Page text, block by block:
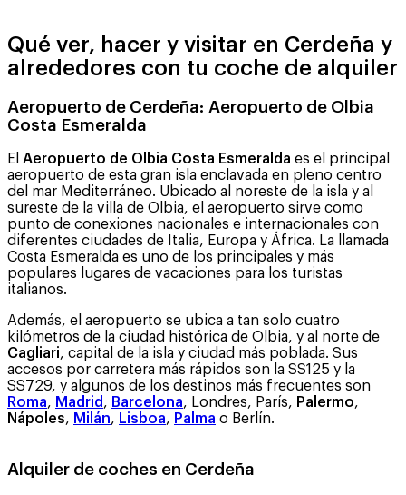
Qué ver, hacer y visitar en Cerdeña y
alrededores con tu coche de alquiler
Aeropuerto de Cerdeña: Aeropuerto de Olbia
Costa Esmeralda
El Aeropuerto de Olbia Costa Esmeralda es el principal
aeropuerto de esta gran isla enclavada en pleno centro
del mar Mediterráneo. Ubicado al noreste de la isla y al
sureste de la villa de Olbia, el aeropuerto sirve como
punto de conexiones nacionales e internacionales con
diferentes ciudades de Italia, Europa y África. La llamada
Costa Esmeralda es uno de los principales y más
populares lugares de vacaciones para los turistas
italianos.
Además, el aeropuerto se ubica a tan solo cuatro
kilómetros de la ciudad histórica de Olbia, y al norte de
Cagliari, capital de la isla y ciudad más poblada. Sus
accesos por carretera más rápidos son la SS125 y la
SS729, y algunos de los destinos más frecuentes son
Roma, Madrid , Barcelona, Londres, París, Palermo,
Nápoles, Milán, Lisboa, Palma o Berlín.
Alquiler de coches en Cerdeña